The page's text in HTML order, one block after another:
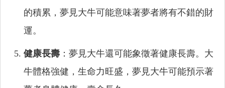
的積累，夢見大牛可能意味著夢者將有不錯的財
運。
健康長壽 ：夢見大牛還可能象徵著健康長壽。大
牛體格強健，生命力旺盛，夢見大牛可能預示著